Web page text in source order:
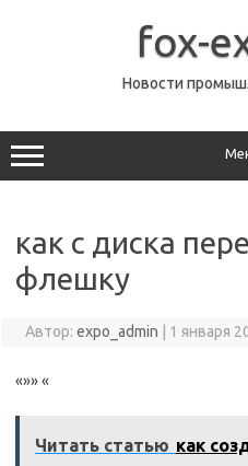
fox-
Новости
как с диска
флешку
Автор: expo_admin 1 января
«»» «
Читать статью как